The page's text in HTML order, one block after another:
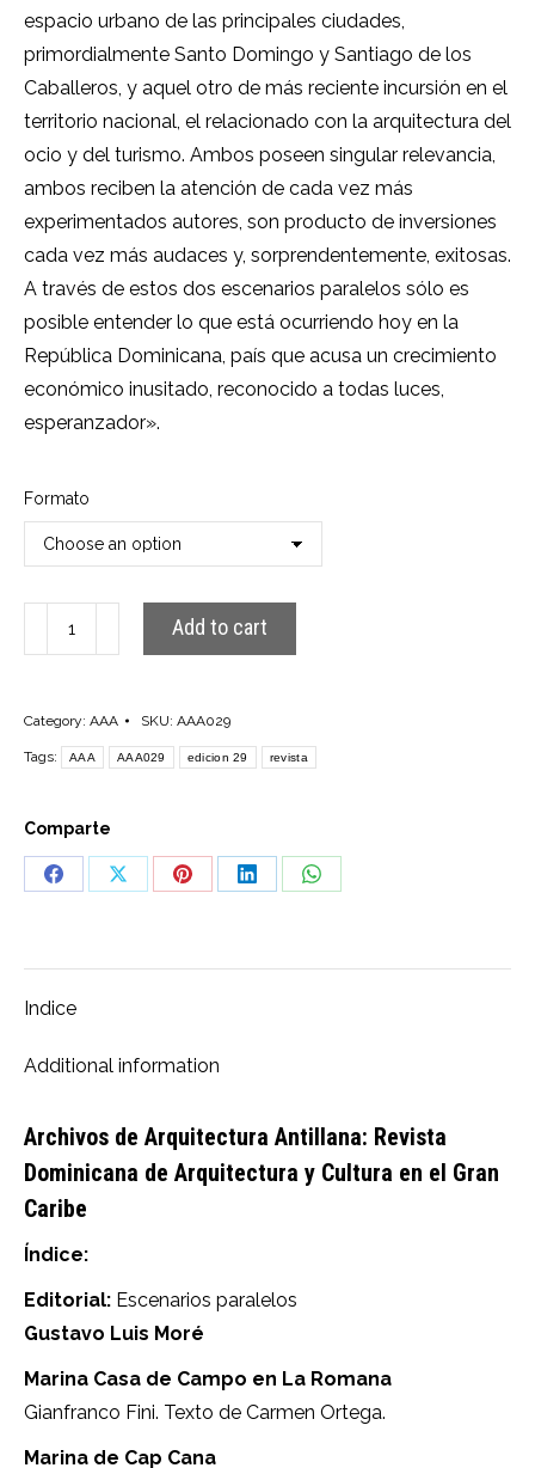
espacio urbano de las principales ciudades,
primordialmente Santo Domingo y Santiago de los
Caballeros, y aquel otro de más reciente incursión en el
territorio nacional, el relacionado con la arquitectura del
ocio y del turismo. Ambos poseen singular relevancia,
ambos reciben la atención de cada vez más
experimentados autores, son producto de inversiones
cada vez más audaces y, sorprendentemente, exitosas.
A través de estos dos escenarios paralelos sólo es
posible entender lo que está ocurriendo hoy en la
República Dominicana, país que acusa un crecimiento
económico inusitado, reconocido a todas luces,
esperanzador».
Formato
quantity
Add to cart
Category: AAA SKU: AAA029
Tags: AAA AAA029 edicion 29 revista
Comparte
Share
Share
Share
Share
Share
Indice
Additional information
Archivos de Arquitectura Antillana: Revista
Dominicana de Arquitectura y Cultura en el Gran
Caribe
Índice:
Editorial: Escenarios paralelos
Gustavo Luis Moré
Marina Casa de Campo en La Romana
Gianfranco Fini. Texto de Carmen Ortega.
Marina de Cap Cana